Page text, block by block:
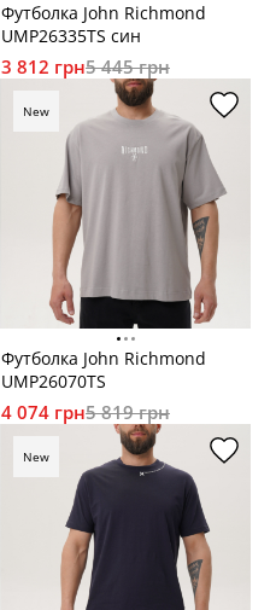
Футболка John Richmond
UMP26335TS син
3 812 грн5 445 грн
Футболка John Richmond
UMP26070TS
4 074 грн5 819 грн
New
New